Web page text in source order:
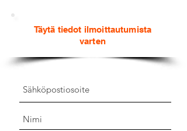
Täytä tiedot ilmoittautumista
varten